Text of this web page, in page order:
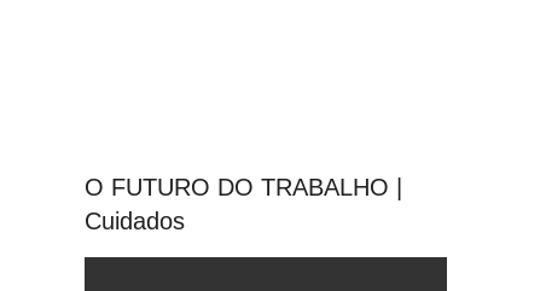
O FUTURO DO TRABALHO |
Cuidados